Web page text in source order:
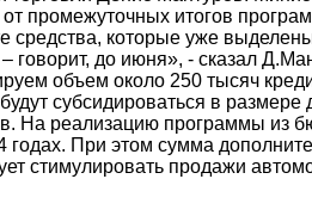
промежуточных итогов
средства, которые уже
говорит, до июня», - сказал
объем около 250 тысяч
субсидироваться в
На реализацию программы
При этом сумма
стимулировать продажи